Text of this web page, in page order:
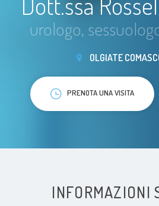
urologo,
OLGIATE
PRENOTA UNA VISITA
INFORMAZIONI